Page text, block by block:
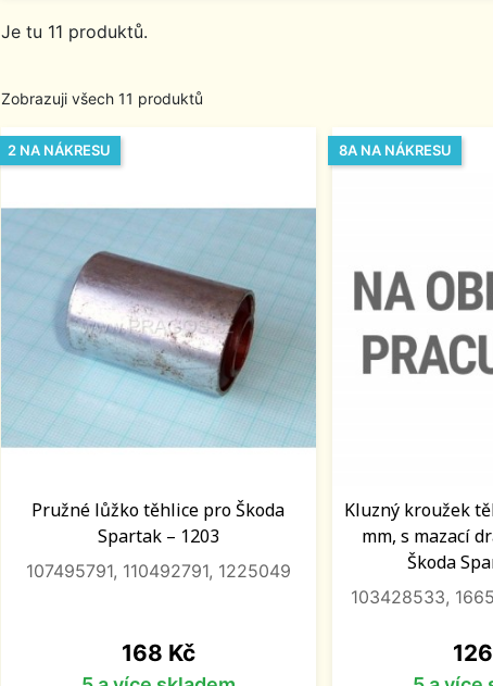
Je tu 11 produktů.
Zobrazuji všech 11 produktů
Pružné lůžko těhlice pro Škoda
Spartak – 1203
107495791, 110492791, 1225049
Cena
168 Kč
2 NA NÁKRESU
Kluzný kroužek
mm, s mazací
Škoda
103428533,
Cena
8A NA NÁKRESU